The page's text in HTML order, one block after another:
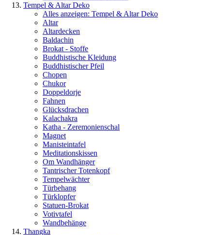
Tempel & Altar Deko
Alles anzeigen: Tempel & Altar Deko
Altar
Altardecken
Baldachin
Brokat - Stoffe
Buddhistische Kleidung
Buddhistischer Pfeil
Chopen
Chukor
Doppeldorje
Fahnen
Glücksdrachen
Kalachakra
Katha - Zeremonienschal
Magnet
Manisteintafel
Meditationskissen
Om Wandhänger
Tantrischer Totenkopf
Tempelwächter
Türbehang
Türklopfer
Statuen-Brokat
Votivtafel
Wandbehänge
Thangka